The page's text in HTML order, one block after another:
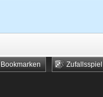
Zufallsspiel
Bookmarken